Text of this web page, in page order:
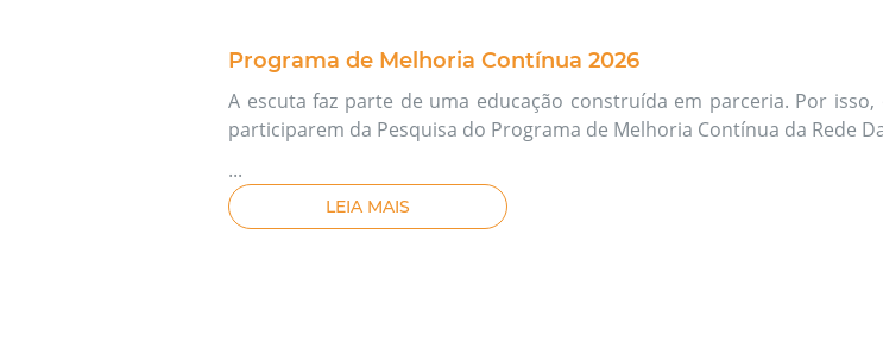
Programa de Melhoria Contínua 2026
A escuta faz parte de uma educação construída em parceria. Por
participarem da Pesquisa do Programa de Melhoria Contínua da Rede
...
LEIA MAIS